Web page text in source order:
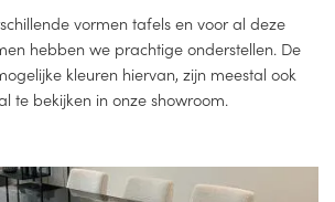
vormen tafels en voor al deze
hebben we prachtige onderstellen. De
kleuren hiervan, zijn meestal ook
te bekijken in onze showroom.